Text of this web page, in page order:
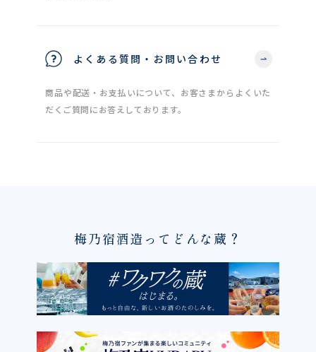
よくある質問・お問い合わせ
商品や配送・お支払いについて、お客さまからよくいた
だくご質問にお答えしております。
梅乃宿酒造ってどんな蔵？